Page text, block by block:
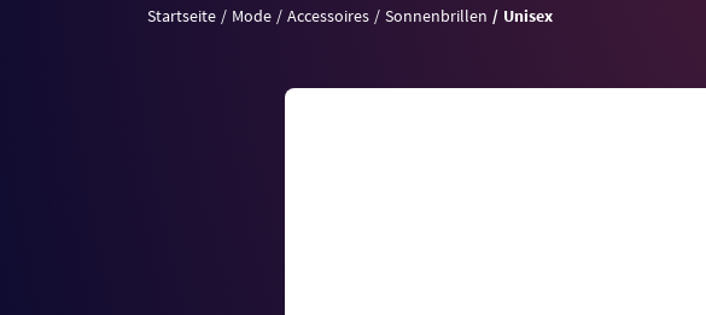
Startseite Mode Accessoires Sonnenbrillen Unisex